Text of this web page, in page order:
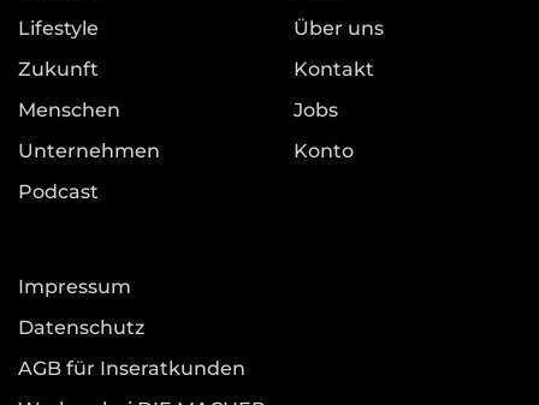
Lifestyle
Zukunft
Menschen
Unternehmen
Podcast
Über uns
Kontakt
Jobs
Konto
Impressum
Datenschutz
AGB für Inseratkunden